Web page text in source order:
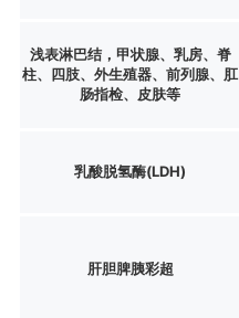
浅表淋巴结，甲状腺、乳房、脊
柱、四肢、外生殖器、前列腺、肛
肠指检、皮肤等
乳酸脱氢酶(LDH)
肝胆脾胰彩超